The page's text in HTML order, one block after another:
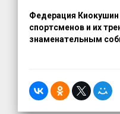
Федерация
спортсменов и их
знаменательным